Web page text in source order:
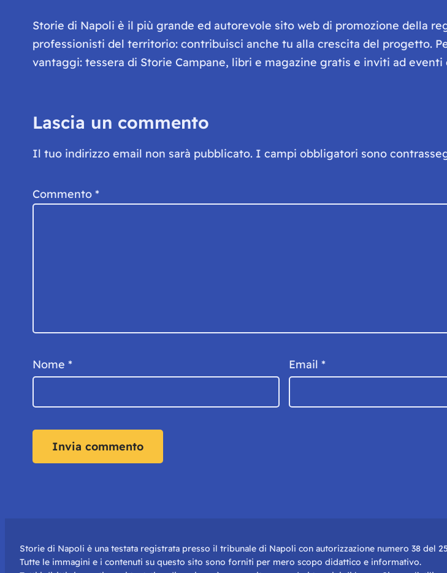
Storie di Napoli è il più grande ed autorevole sito web di promozione della
professionisti del territorio: contribuisci anche tu alla crescita del progetto.
vantaggi: tessera di Storie Campane, libri e magazine gratis e inviti ad eventi
Lascia un commento
Il tuo indirizzo email non sarà pubblicato. I campi obbligatori sono
Commento *
Nome * Email *
Storie di Napoli è una testata registrata presso il tribunale di Napoli con autorizzazione numero 38 del
Tutte le immagini e i contenuti su questo sito sono forniti per mero scopo didattico e informativo.